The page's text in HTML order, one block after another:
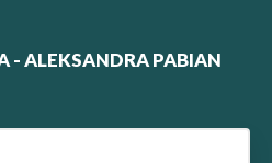
- ALEKSANDRA PABIAN